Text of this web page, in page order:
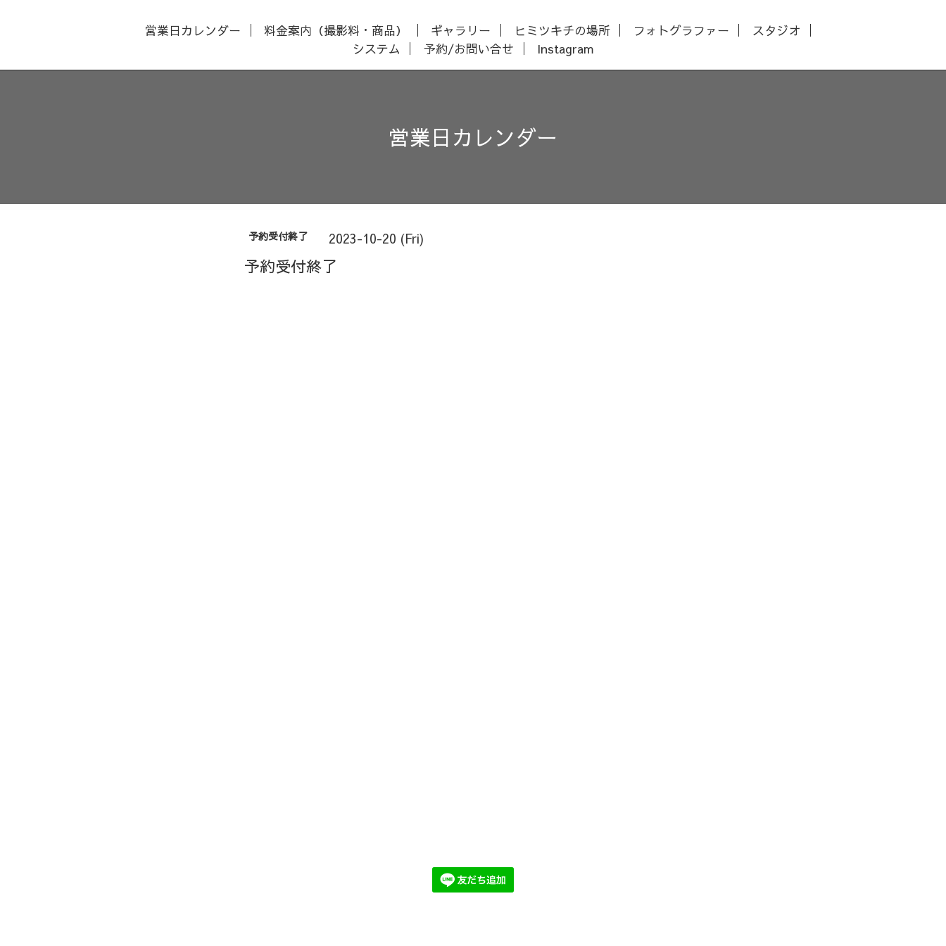
営業日カレンダー 料金案内（撮影料・商品） ギャラリー ヒミツキチの場所 フォトグラファー
スタジオ
システム
予約/お問い合せ Instagram
営業日カレンダー
予約受付終了 2023-10-20 (Fri)
予約受付終了